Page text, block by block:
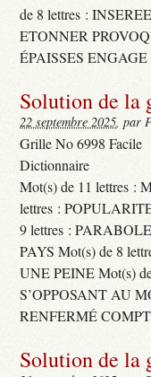
de 8 lettres :
ETONNER
ÉPAISSES
Solution de la
22 septembre 2025, par
Grille No 6998 Facile
Dictionnaire
Mot(s) de 11 lettres :
lettres :
9 lettres :
PAYS Mot(s) de 8
UNE PEINE Mot(s)
S’OPPOSANT AU
RENFERMÉ
Solution de la